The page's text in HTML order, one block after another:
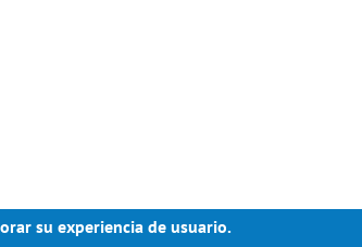
su experiencia de usuario.